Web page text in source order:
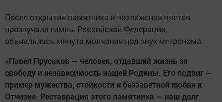
После открытия памятника и возложения цветов
прозвучали гимны Российской Федерации,
объявлялась минута молчания под звук метронома.
«Павел Прусаков — человек, отдавший жизнь за
свободу и независимость нашей Родины. Его подвиг —
пример мужества, стойкости и беззаветной любви к
Отчизне. Реставрация этого памятника — наш долг